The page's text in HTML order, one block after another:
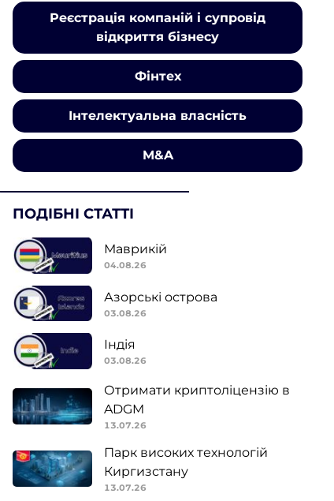
Реєстрація компаній і супровід
відкриття бізнесу
Фінтех
Інтелектуальна власність
M&A
ПОДІБНІ СТАТТІ
Маврикій
04.08.26
Азорські острова
03.08.26
Індія
03.08.26
Отримати криптоліцензію в
ADGM
13.07.26
Парк високих технологій
Киргизстану
13.07.26